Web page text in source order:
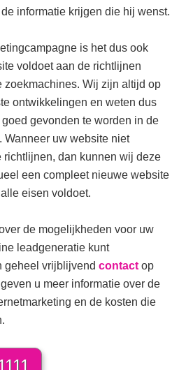
informatie krijgen die hij wenst.
is het dus ook
voldoet aan de richtlijnen
zoekmachines. Wij zijn altijd op
ontwikkelingen en weten dus
gevonden te worden in de
Wanneer uw website niet
richtlijnen, dan kunnen wij deze
een compleet nieuwe website
eisen voldoet.
de mogelijkheden voor uw
leadgeneratie kunt
geheel vrijblijvendcontact op
u meer informatie over de
en de kosten die